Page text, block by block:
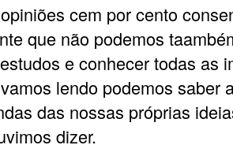
cem por cento
que não podemos
e conhecer todas as
lendo podemos saber
das nossas próprias
dizer.